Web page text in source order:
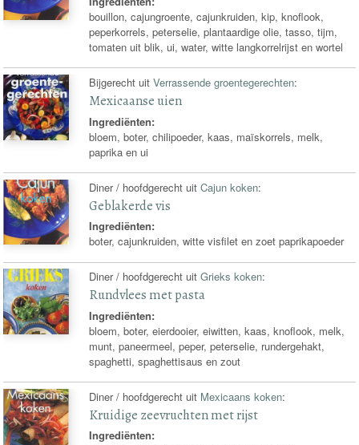
bouillon, cajungroente, cajunkruiden, kip, knoflook,
peperkorrels, peterselie, plantaardige olie, tasso, tijm,
tomaten uit blik, ui, water, witte langkorrelrijst en wortel
Bijgerecht uitVerrassende groentegerechten:
Mexicaanse uien
Ingrediënten:
bloem, boter, chilipoeder, kaas, maïskorrels, melk,
paprika en ui
Diner / hoofdgerecht uitCajun koken:
Geblakerde vis
Ingrediënten:
boter, cajunkruiden, witte visfilet en zoet paprikapoeder
Diner / hoofdgerecht uitGrieks koken:
Rundvlees met pasta
Ingrediënten:
bloem, boter, eierdooier, eiwitten, kaas, knoflook, melk,
munt, paneermeel, peper, peterselie, rundergehakt,
spaghetti, spaghettisaus en zout
Diner / hoofdgerecht uit Mexicaans koken:
Kruidige zeevruchten met rijst
Ingrediënten: